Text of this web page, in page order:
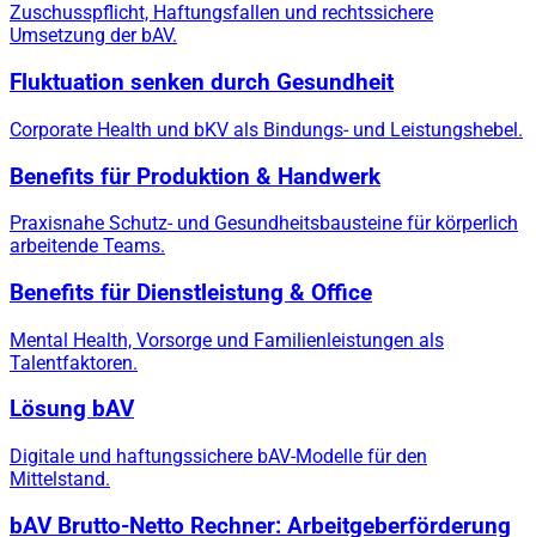
Zuschusspflicht, Haftungsfallen und rechtssichere
Umsetzung der bAV.
Fluktuation senken durch Gesundheit
Corporate Health und bKV als Bindungs- und Leistungshebel.
Benefits für Produktion & Handwerk
Praxisnahe Schutz- und Gesundheitsbausteine für körperlich
arbeitende Teams.
Benefits für Dienstleistung & Office
Mental Health, Vorsorge und Familienleistungen als
Talentfaktoren.
Lösung bAV
Digitale und haftungssichere bAV-Modelle für den
Mittelstand.
bAV Brutto-Netto Rechner: Arbeitgeberförderung